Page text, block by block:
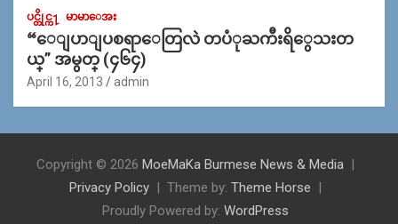
ပင္တိုင္က႑ မာမာေအး
“ေျပာျပစရာေတြလဲ တပံုႀကီးရိွေသးတ
ယ္” အမွတ္ (၄၆၄)
April 16, 2013 admin
Copyright © 2026 MoeMaKa Burmese News & Media
Privacy Policy
Theme by: Theme Horse
Proudly Powered by: WordPress